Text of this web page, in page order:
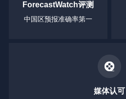
ForecastWatch评测
中国区预报准确率第一
媒体认可